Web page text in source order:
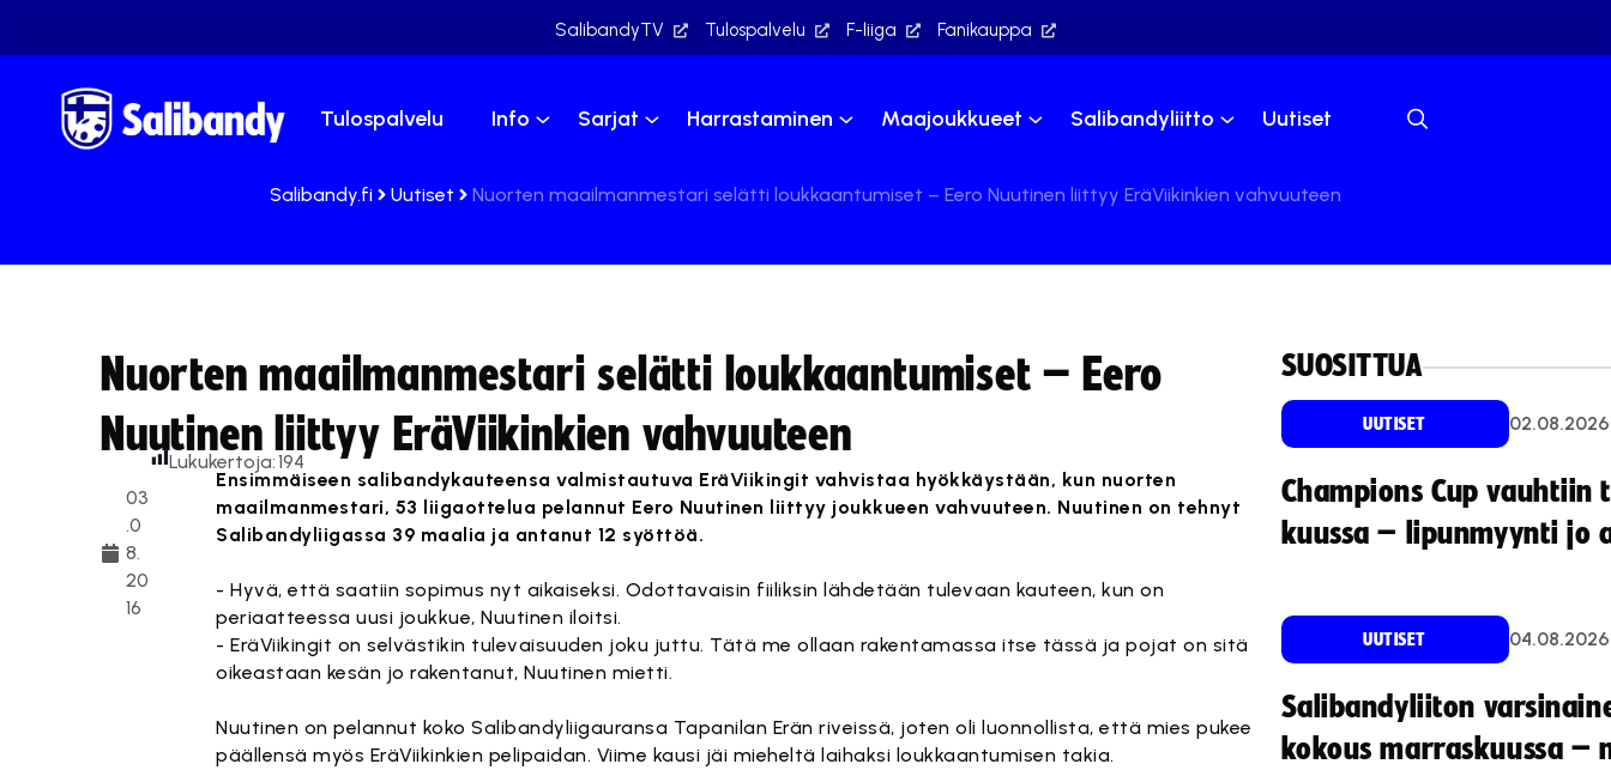
SalibandyTV Tulospalvelu F-liiga Fanikauppa
Tulospalvelu Info Sarjat Harrastaminen Maajoukkueet Salibandyliitto Uutiset
Salibandy.fi Uutiset Nuorten maailmanmestari selätti loukkaantumiset – Eero Nuutinen liittyy EräViikinkien vahvuuteen
Nuorten maailmanmestari selätti loukkaantumiset – Eero
Nuutinen liittyy EräViikinkien vahvuuteen
03
.0
8.
20
16
Lukukertoja:194
Ensimmäiseen salibandykauteensa valmistautuva EräViikingit vahvistaa hyökkäystään, kun nuorten
maailmanmestari, 53 liigaottelua pelannut Eero Nuutinen liittyy joukkueen vahvuuteen. Nuutinen on tehnyt
Salibandyliigassa 39 maalia ja antanut 12 syöttöä.
- Hyvä, että saatiin sopimus nyt aikaiseksi. Odottavaisin fiiliksin lähdetään tulevaan kauteen, kun on
periaatteessa uusi joukkue, Nuutinen iloitsi.
- EräViikingit on selvästikin tulevaisuuden joku juttu. Tätä me ollaan rakentamassa itse tässä ja pojat on sitä
oikeastaan kesän jo rakentanut, Nuutinen mietti.
Nuutinen on pelannut koko Salibandyliigauransa Tapanilan Erän riveissä, joten oli luonnollista, että mies pukee
päällensä myös EräViikinkien pelipaidan. Viime kausi jäi mieheltä laihaksi loukkaantumisen takia.
SUOSITTUA
UUTISET 02.08.2026
Champions Cup vauhtiin
kuussa – lipunmyynti jo
UUTISET 04.08.2026
Salibandyliiton
kokous marraskuussa –